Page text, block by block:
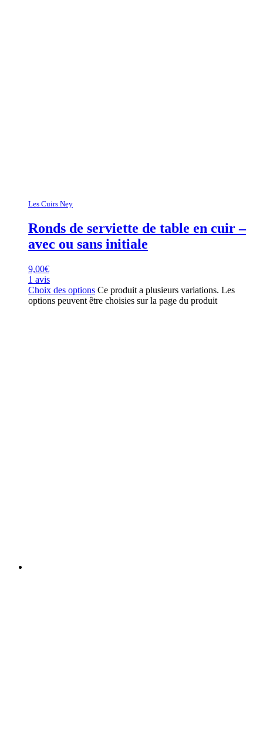
Les Cuirs Ney
Ronds de serviette de table en cuir –
avec ou sans initiale
9,00€
1 avis
Choix des options Ce produit a plusieurs variations. Les
options peuvent être choisies sur la page du produit